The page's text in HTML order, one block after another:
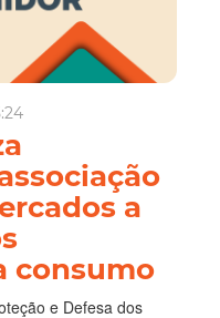
a
consumo
e Defesa dos